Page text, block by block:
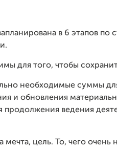
в 6 этапов по
для того, чтобы
необходимые суммы
и обновления
продолжения ведения
цель. То, чего очень